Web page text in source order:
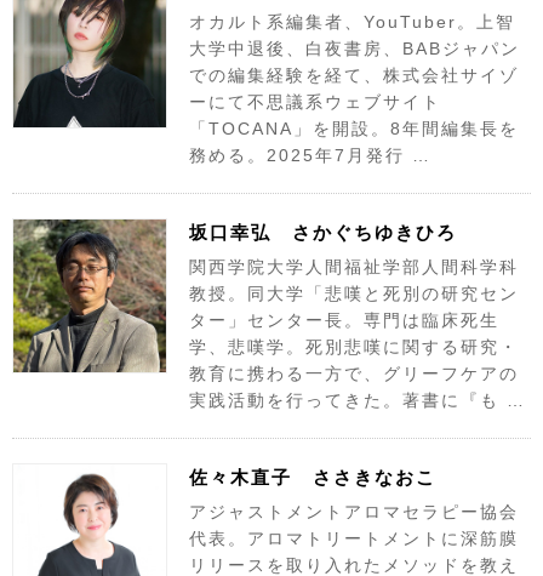
オカルト系編集者、YouTuber。上智
大学中退後、白夜書房、BABジャパン
での編集経験を経て、株式会社サイゾ
ーにて不思議系ウェブサイト
「TOCANA」を開設。8年間編集長を
務める。2025年7月発行 …
坂口幸弘 さかぐちゆきひろ
関西学院大学人間福祉学部人間科学科
教授。同大学「悲嘆と死別の研究セン
ター」センター長。専門は臨床死生
学、悲嘆学。死別悲嘆に関する研究・
教育に携わる一方で、グリーフケアの
実践活動を行ってきた。著書に『も …
佐々木直子 ささきなおこ
アジャストメントアロマセラピー協会
代表。アロマトリートメントに深筋膜
リリースを取り入れたメソッドを教え